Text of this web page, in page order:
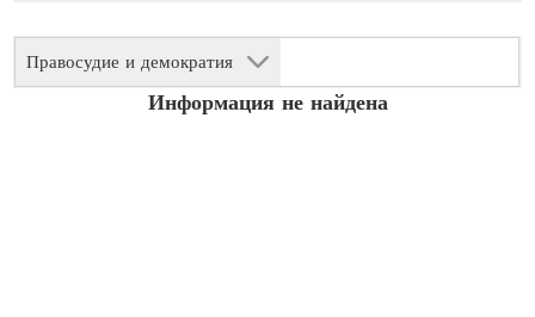
Правосудие и демократия
Информация не найдена